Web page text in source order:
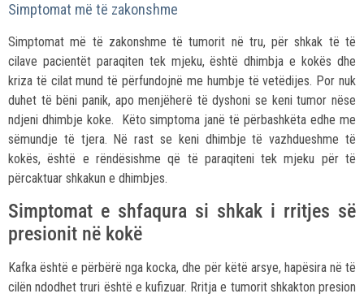
Simptomat më të zakonshme
Simptomat më të zakonshme të tumorit në tru, për shkak të të
cilave pacientët paraqiten tek mjeku, është dhimbja e kokës dhe
kriza të cilat mund të përfundojnë me humbje të vetëdijes. Por nuk
duhet të bëni panik, apo menjëherë të dyshoni se keni tumor nëse
ndjeni dhimbje koke. Këto simptoma janë të përbashkëta edhe me
sëmundje të tjera. Në rast se keni dhimbje të vazhdueshme të
kokës, është e rëndësishme që të paraqiteni tek mjeku për të
përcaktuar shkakun e dhimbjes.
Simptomat e shfaqura si shkak i rritjes së
presionit në kokë
Kafka është e përbërë nga kocka, dhe për këtë arsye, hapësira në të
cilën ndodhet truri është e kufizuar. Rritja e tumorit shkakton presion